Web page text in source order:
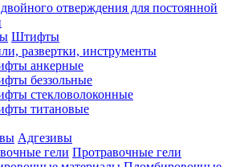
отверждения для постоянной
Штифты
развертки, инструменты
анкерные
беззольные
стекловолоконные
титановые
Адгезивы
Протравочные гели